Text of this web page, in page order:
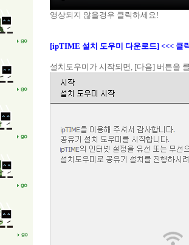
영상되지 않을경우 클릭하세요!
[ipTIME 설치 도우미 다운로드] <<< 클
설치도우미가 시작되면, [다음] 버튼을